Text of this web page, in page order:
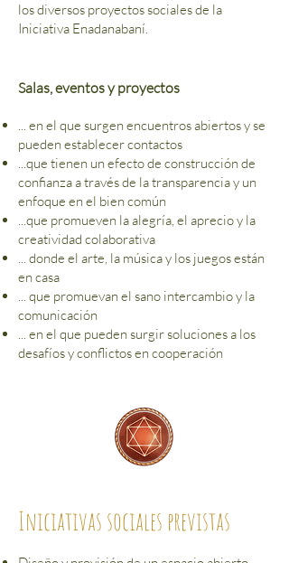
los diversos proyectos sociales de la
Iniciativa Enadanabaní.
Salas, eventos y proyectos
... en el que surgen encuentros abiertos y se
pueden establecer contactos
...que tienen un efecto de construcción de
confianza a través de la transparencia y un
enfoque en el bien común
...que promueven la alegría, el aprecio y la
creatividad colaborativa
... donde el arte, la música y los juegos están
en casa
... que promuevan el sano intercambio y la
comunicación
... en el que pueden surgir soluciones a los
desafíos y conflictos en cooperación
Iniciativas sociales previstas